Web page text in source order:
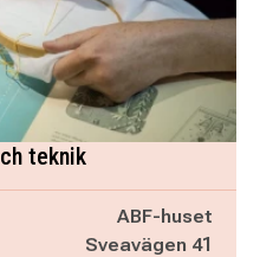
teknik
ABF-huset
Sveavägen 41